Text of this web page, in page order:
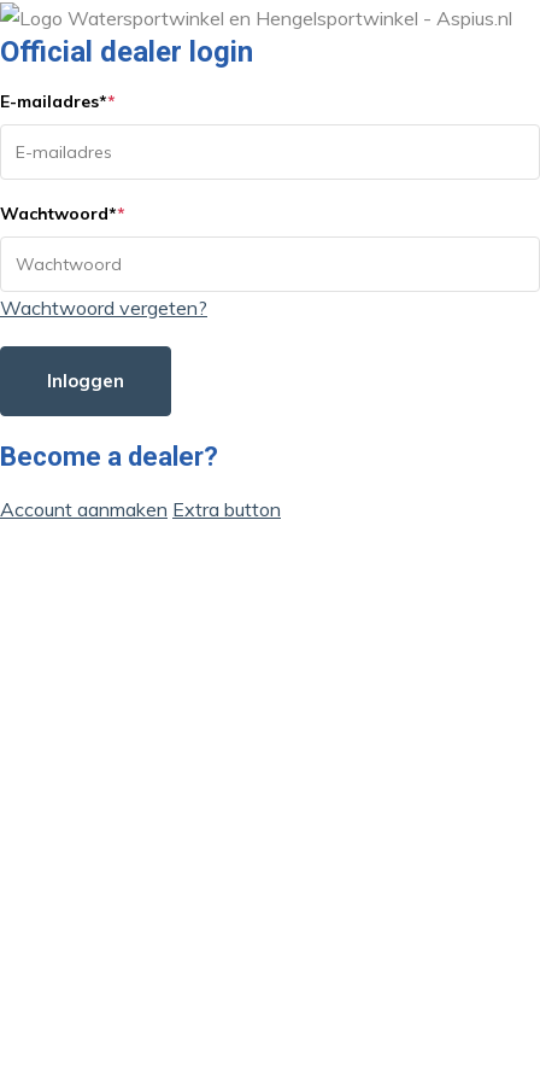
Official dealer login
E-mailadres**
Wachtwoord**
Wachtwoord vergeten?
Inloggen
Become a dealer?
Account aanmaken Extra button